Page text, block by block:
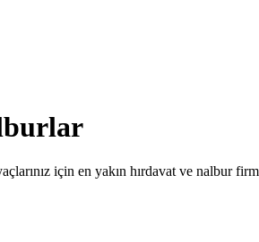
için en yakın hırdavat ve nalbur